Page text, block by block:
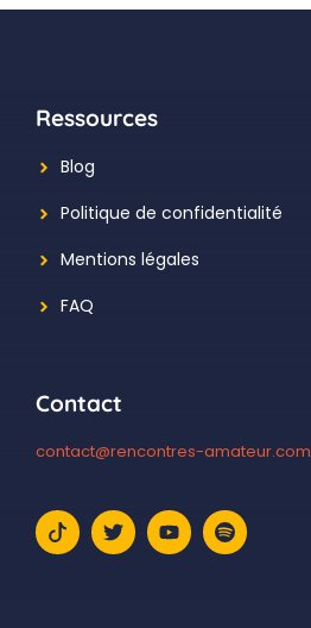
Ressources
Blog
Politique de confidentialité
Mentions légales
FAQ
Contact
contact@rencontres-amateur.com